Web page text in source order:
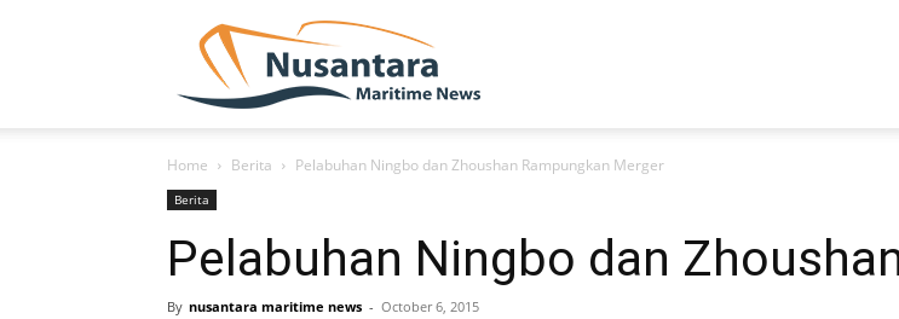
Home Berita Pelabuhan Ningbo dan Zhoushan Rampungkan Merger
Berita
Pelabuhan Ningbo dan
By nusantara maritime news - October 6, 2015